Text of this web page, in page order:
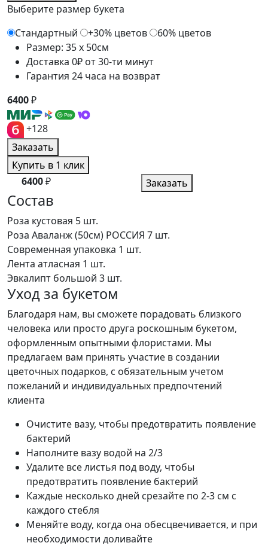
Выберите размер букета
Стандартный
+30% цветов
60% цветов
Размер: 35 x 50см
Доставка 0₽ от 30-ти минут
Гарантия 24 часа на возврат
6400₽
+128
Заказать
Купить в 1 клик
6400₽ Заказать
Состав
Роза кустовая 5 шт.
Роза Аваланж (50см) РОССИЯ 7 шт.
Современная упаковка 1 шт.
Лента атласная 1 шт.
Эвкалипт большой 3 шт.
Уход за букетом
Благодаря нам, вы сможете порадовать близкого
человека или просто друга роскошным букетом,
оформленным опытными флористами. Мы
предлагаем вам принять участие в создании
цветочных подарков, с обязательным учетом
пожеланий и индивидуальных предпочтений
клиента
Очистите вазу, чтобы предотвратить появление
бактерий
Наполните вазу водой на 2/3
Удалите все листья под воду, чтобы
предотвратить появление бактерий
Каждые несколько дней срезайте по 2-3 см с
каждого стебля
Меняйте воду, когда она обесцвечивается, и при
необходимости доливайте